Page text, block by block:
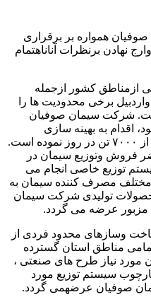
همواره بر برقراری
نهادن برنظرات آناناهتمام
ازمناطق کشور ازجمله
برخی محدودیت ها را
شرکت سیمان صوفیان
اقدام به بهینه سازی
فروش وتوزیع سیمان در
توزیع خاصی انجام می
مصرف کننده سیمان به
تولیدی شرکت سیمان
مزبور عرضه می گردد.
وسازهای محدود فردی از
مناطق استان گسترده
مورد نیاز طرح های صنعتی ،
سیستم توزیع مورد
صوفیان عرضهمی گردد.